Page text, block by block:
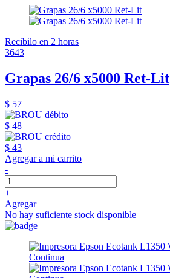
Recibilo en 2 horas
3643
Grapas 26/6 x5000 Ret-Lit
$ 57
$ 48
$ 43
Agregar a mi carrito
-
+
Agregar
No hay suficiente stock disponible